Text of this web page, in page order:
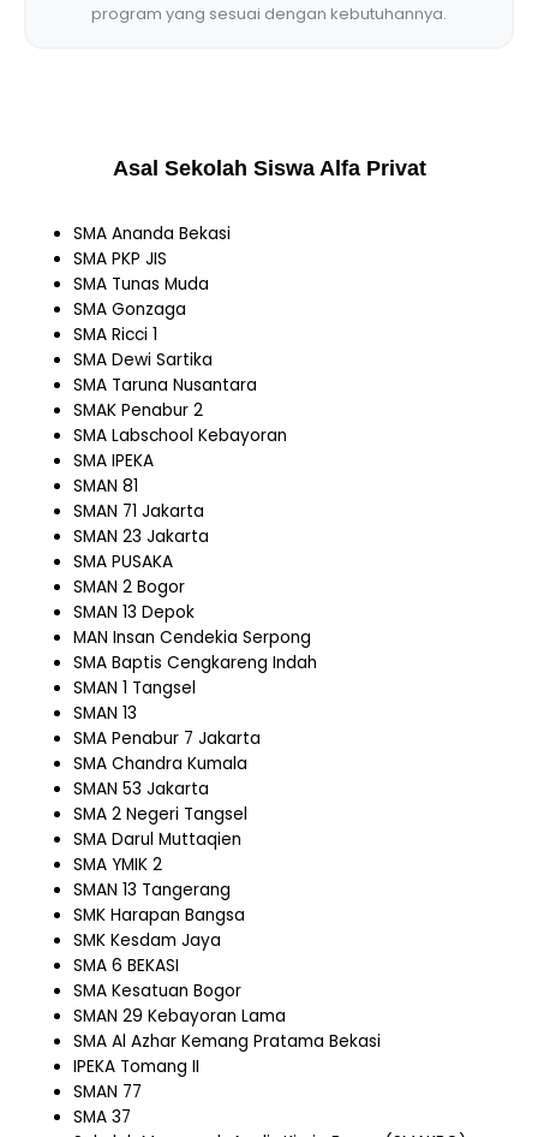
program yang sesuai dengan kebutuhannya.
Asal Sekolah Siswa Alfa Privat
SMA Ananda Bekasi
SMA PKP JIS
SMA Tunas Muda
SMA Gonzaga
SMA Ricci 1
SMA Dewi Sartika
SMA Taruna Nusantara
SMAK Penabur 2
SMA Labschool Kebayoran
SMA IPEKA
SMAN 81
SMAN 71 Jakarta
SMAN 23 Jakarta
SMA PUSAKA
SMAN 2 Bogor
SMAN 13 Depok
MAN Insan Cendekia Serpong
SMA Baptis Cengkareng Indah
SMAN 1 Tangsel
SMAN 13
SMA Penabur 7 Jakarta
SMA Chandra Kumala
SMAN 53 Jakarta
SMA 2 Negeri Tangsel
SMA Darul Muttaqien
SMA YMIK 2
SMAN 13 Tangerang
SMK Harapan Bangsa
SMK Kesdam Jaya
SMA 6 BEKASI
SMA Kesatuan Bogor
SMAN 29 Kebayoran Lama
SMA Al Azhar Kemang Pratama Bekasi
IPEKA Tomang II
SMAN 77
SMA 37